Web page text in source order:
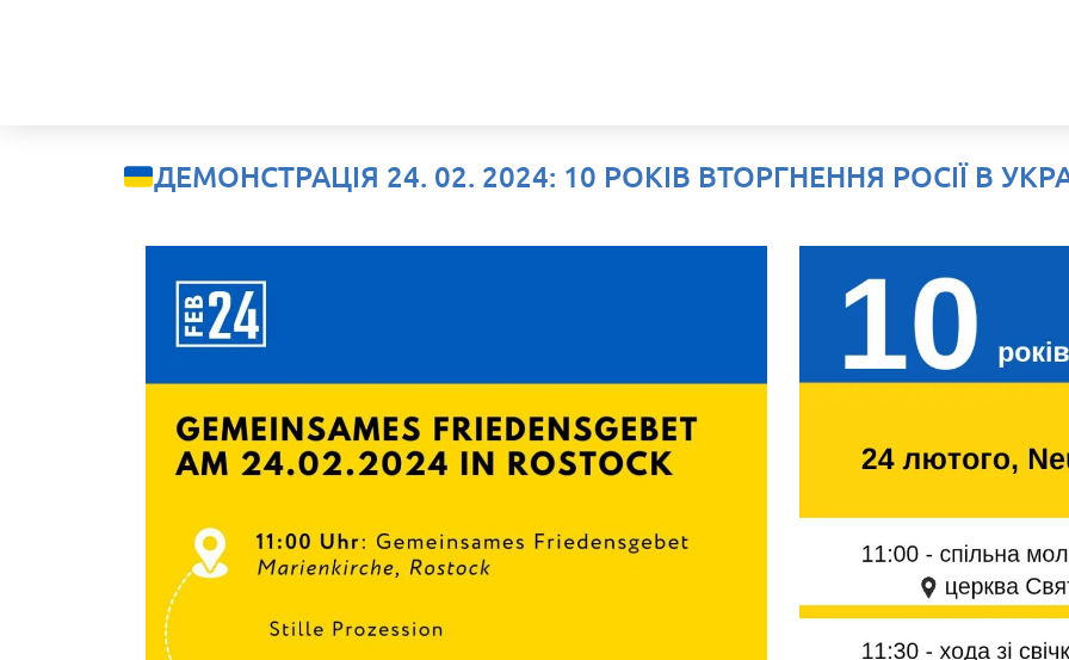
ДЕМОНСТРАЦІЯ 24. 02. 2024: 10 РОКІВ ВТОРГНЕННЯ РОСІЇ В